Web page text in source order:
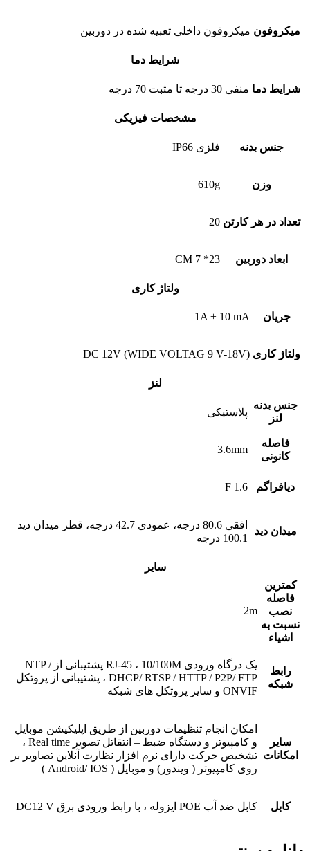
میکروفون میکروفون داخلی تعبیه شده در دوربین
شرایط دما
شرایط دما منفی 30 درجه تا مثبت 70 درجه
مشخصات فیزیکی
جنس بدنه فلزی IP66
وزن 610g
تعداد در هر کارتن 20
ابعاد دوربین 23* 7 CM
ولتاژ کاری
جریان 1A ± 10 mA
ولتاژ کاری DC 12V (WIDE VOLTAG 9 V-18V)
لنز
جنس بدنه
لنز
پلاستیکی
فاصله
کانونی
3.6mm
دیافراگم F 1.6
میدان دید
افقی 80.6 درجه، عمودی 42.7 درجه، قطر میدان دید
100.1 درجه
سایر
کمترین
فاصله
نصب
نسبت به
اشیاء
2m
رابط
شبکه
یک درگاه ورودی RJ-45 ، 10/100M پشتیبانی از NTP /
DHCP/ RTSP / HTTP / P2P/ FTP ، پشتیبانی از پروتکل
ONVIF و سایر پروتکل های شبکه
سایر
امکانات
امکان انجام تنظیمات دوربین از طریق اپلیکیشن موبایل
و کامپیوتر و دستگاه ضبط – انتقاتل تصویر Real time ،
تشخیص حرکت دارای نرم افزار نظارت آنلاین تصاویر بر
روی کامپیوتر ( ویندور) و موبایل ( Android/ IOS )
کابل کابل ضد آب POE ایزوله ، با رابط ورودی برق DC12 V